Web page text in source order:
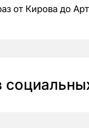
от Кирова до